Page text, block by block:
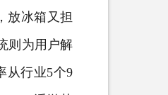
放冰箱又担
则为用户解
从行业5个9